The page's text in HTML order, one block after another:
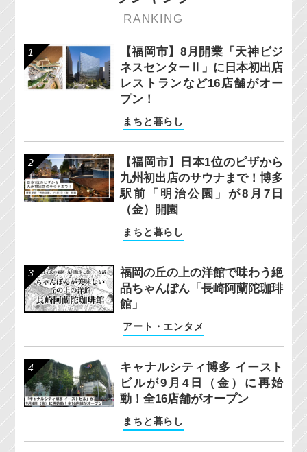
RANKING
【福岡市】8月開業「天神ビジ
ネスセンターⅡ」に日本初出店
レストランなど16店舗がオー
プン！
まちと暮らし
【福岡市】日本1位のピザから
九州初出店のサウナまで！博多
駅前「明治公園」が8月7日
（金）開園
まちと暮らし
福岡の丘の上の洋館で味わう絶
品ちゃんぽん「長崎阿蘭陀珈琲
館」
アート・エンタメ
キャナルシティ博多 イースト
ビルが9月4日（金）に再始
動！全16店舗がオープン
まちと暮らし